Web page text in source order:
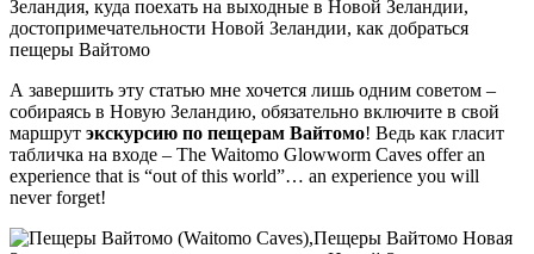
А завершить эту статью мне хочется лишь одним советом –
собираясь в Новую Зеландию, обязательно включите в свой
маршрут экскурсию по пещерам Вайтомо! Ведь как гласит
табличка на входе – The Waitomo Glowworm Caves offer an
experience that is “out of this world”… an experience you will
never forget!